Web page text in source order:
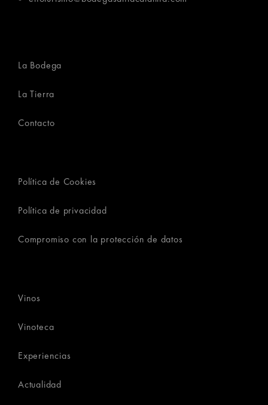
La Bodega
La Tierra
Contacto
Política de Cookies
Política de privacidad
Compromiso con la protección de datos
Vinos
Vinoteca
Experiencias
Actualidad